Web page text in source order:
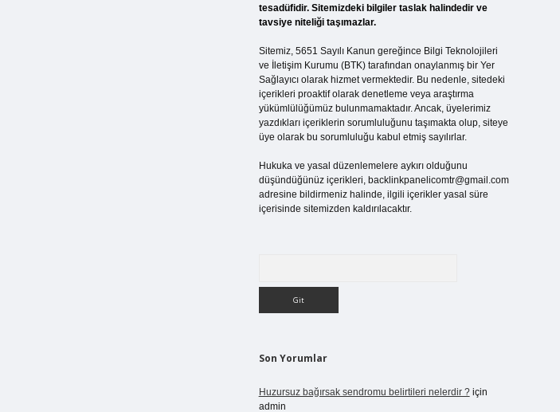
tesadüfidir. Sitemizdeki bilgiler taslak halindedir ve
tavsiye niteliği taşımazlar.
Sitemiz, 5651 Sayılı Kanun gereğince Bilgi Teknolojileri
ve İletişim Kurumu (BTK) tarafından onaylanmış bir Yer
Sağlayıcı olarak hizmet vermektedir. Bu nedenle, sitedeki
içerikleri proaktif olarak denetleme veya araştırma
yükümlülüğümüz bulunmamaktadır. Ancak, üyelerimiz
yazdıkları içeriklerin sorumluluğunu taşımakta olup, siteye
üye olarak bu sorumluluğu kabul etmiş sayılırlar.
Hukuka ve yasal düzenlemelere aykırı olduğunu
düşündüğünüz içerikleri, backlinkpanelicomtr@gmail.com
adresine bildirmeniz halinde, ilgili içerikler yasal süre
içerisinde sitemizden kaldırılacaktır.
Son Yorumlar
Huzursuz bağırsak sendromu belirtileri nelerdir ?için
admin